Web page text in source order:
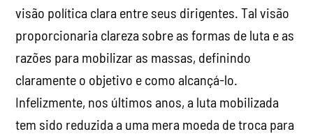
visão política clara entre seus dirigentes. Tal visão
proporcionaria clareza sobre as formas de luta e as
razões para mobilizar as massas, definindo
claramente o objetivo e como alcançá-lo.
Infelizmente, nos últimos anos, a luta mobilizada
tem sido reduzida a uma mera moeda de troca para